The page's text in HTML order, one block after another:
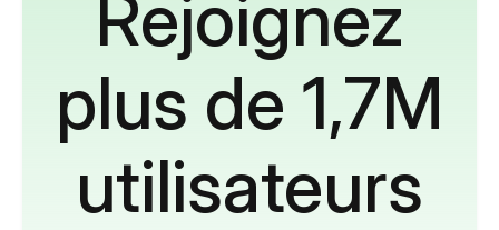
Rejoignez
plus de 1,7M
utilisateurs